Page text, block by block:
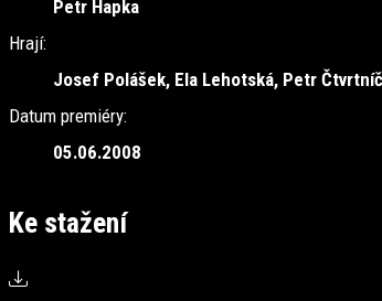
Petr Hapka
Hrají:
Josef Polášek, Ela Lehotská, Petr
Datum premiéry:
05.06.2008
Ke stažení